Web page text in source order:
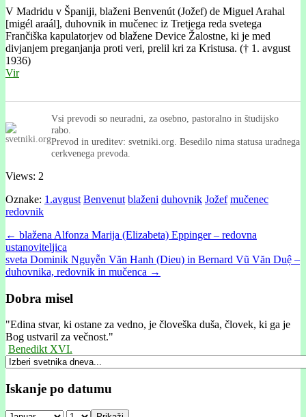
V Madridu v Španiji, blaženi Benvenút (Jožef) de Miguel Arahal
[migél araál], duhovnik in mučenec iz Tretjega reda svetega
Frančiška kapulatorjev od blažene Device Žalostne, ki je med
divjanjem preganjanja proti veri, prelil kri za Kristusa. († 1. avgust
1936)
Vir
Vsi prevodi so neuradni, za osebno, pastoralno in študijsko
rabo.
Prevod in ureditev: svetniki.org. Besedilo nima statusa uradnega
cerkvenega prevoda.
Views: 2
Oznake: 1.avgust Benvenut blaženi duhovnik Jožef mučenec
redovnik
Post
navigation
← blažena Alfonza Marija (Elizabeta) Eppinger – redovna
ustanoviteljica
sveta Dominik Nguyễn Văn Hanh (Dieu) in Bernard Vũ Văn Duệ –
duhovnika, redovnik in mučenca →
Dobra misel
"Edina stvar, ki ostane za vedno, je človeška duša, človek, ki ga je
Bog ustvaril za večnost."
Benedikt XVI.
Iskanje po datumu